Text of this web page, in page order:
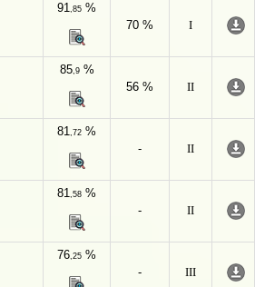
91,85 %
70 %
I
85,9%
56 %
II
81,72 %
-
II
81,58 %
-
II
76,25 %
-
III